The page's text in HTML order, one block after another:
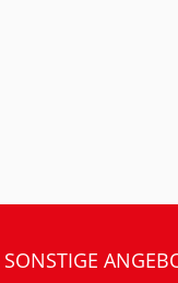
SONSTIGE